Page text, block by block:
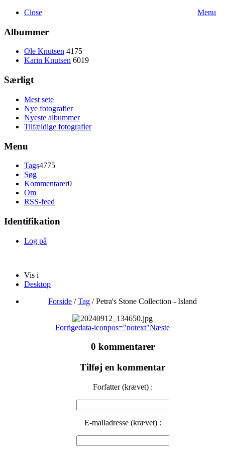
Menu
Close
Albummer
Ole Knutsen 4175
Karin Knutsen 6019
Særligt
Mest sete
Nye fotografier
Nyeste albummer
Tilfældige fotografier
Menu
Tags4775
Søg
Kommentarer0
Om
RSS-feed
Identifikation
Log på
Vis i
Desktop
Forside /Tag /Petra's Stone Collection - Island
Forrigedata-iconpos="notext"Næste
0 kommentarer
Tilføj en kommentar
Forfatter (krævet) :
E-mailadresse (krævet) :